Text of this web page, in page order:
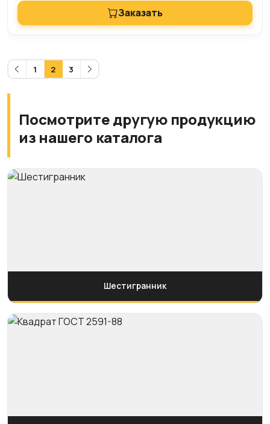
Заказать
1 2 3
Посмотрите другую продукцию
из нашего каталога
Шестигранник